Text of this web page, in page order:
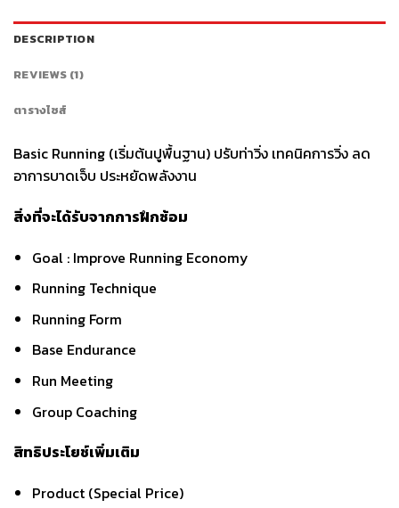
DESCRIPTION
REVIEWS (1)
ตารางไซส์
Basic Running (เริ่มต้นปูพื้นฐาน) ปรับท่าวิ่ง เทคนิคการวิ่ง ลด
อาการบาดเจ็บ ประหยัดพลังงาน
สิ่งที่จะได้รับจากการฝึกซ้อม
Goal : Improve Running Economy
Running Technique
Running Form
Base Endurance
Run Meeting
Group Coaching
สิทธิประโยช์เพิ่มเติม
Product (Special Price)